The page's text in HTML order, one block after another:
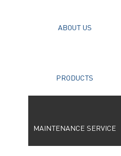
ABOUT US
PRODUCTS
MAINTENANCE SERVICE